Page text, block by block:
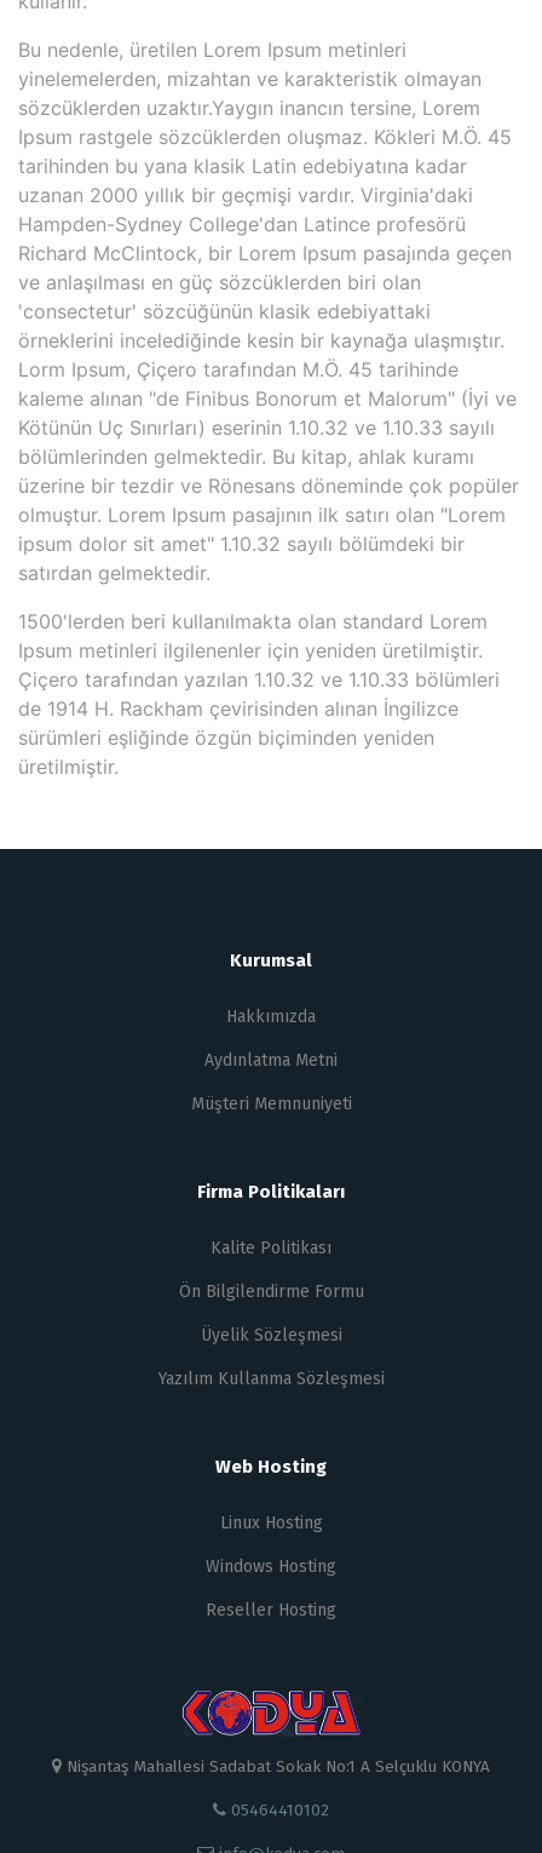
Bu nedenle, üretilen Lorem Ipsum metinleri
yinelemelerden, mizahtan ve karakteristik olmayan
sözcüklerden uzaktır.Yaygın inancın tersine, Lorem
Ipsum rastgele sözcüklerden oluşmaz. Kökleri M.Ö. 45
tarihinden bu yana klasik Latin edebiyatına kadar
uzanan 2000 yıllık bir geçmişi vardır. Virginia'daki
Hampden-Sydney College'dan Latince profesörü
Richard McClintock, bir Lorem Ipsum pasajında geçen
ve anlaşılması en güç sözcüklerden biri olan
'consectetur' sözcüğünün klasik edebiyattaki
örneklerini incelediğinde kesin bir kaynağa ulaşmıştır.
Lorm Ipsum, Çiçero tarafından M.Ö. 45 tarihinde
kaleme alınan "de Finibus Bonorum et Malorum" (İyi ve
Kötünün Uç Sınırları) eserinin 1.10.32 ve 1.10.33 sayılı
bölümlerinden gelmektedir. Bu kitap, ahlak kuramı
üzerine bir tezdir ve Rönesans döneminde çok popüler
olmuştur. Lorem Ipsum pasajının ilk satırı olan "Lorem
ipsum dolor sit amet" 1.10.32 sayılı bölümdeki bir
satırdan gelmektedir.
1500'lerden beri kullanılmakta olan standard Lorem
Ipsum metinleri ilgilenenler için yeniden üretilmiştir.
Çiçero tarafından yazılan 1.10.32 ve 1.10.33 bölümleri
de 1914 H. Rackham çevirisinden alınan İngilizce
sürümleri eşliğinde özgün biçiminden yeniden
üretilmiştir.
Kurumsal
Hakkımızda
Aydınlatma Metni
Müşteri Memnuniyeti
Firma Politikaları
Kalite Politikası
Ön Bilgilendirme Formu
Üyelik Sözleşmesi
Yazılım Kullanma Sözleşmesi
Web Hosting
Linux Hosting
Windows Hosting
Reseller Hosting
Nişantaş Mahallesi Sadabat Sokak No:1 A Selçuklu KONYA
05464410102